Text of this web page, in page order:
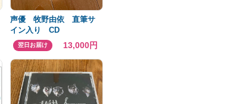
声優 牧野由依 直筆サ
イン入り CD
翌日お届け 13,000円